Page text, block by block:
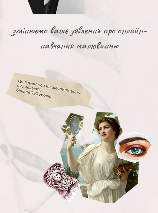
змінюємо ваше уявлення про онлайн-
навчання малюванню